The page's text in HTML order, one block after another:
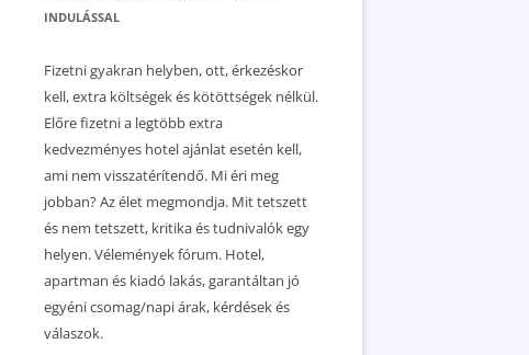
INDULÁSSAL
Fizetni gyakran helyben, ott, érkezéskor
kell, extra költségek és kötöttségek nélkül.
Előre fizetni a legtöbb extra
kedvezményes hotel ajánlat esetén kell,
ami nem visszatérítendő. Mi éri meg
jobban? Az élet megmondja. Mit tetszett
és nem tetszett, kritika és tudnivalók egy
helyen. Vélemények fórum. Hotel,
apartman és kiadó lakás, garantáltan jó
egyéni csomag/napi árak, kérdések és
válaszok.